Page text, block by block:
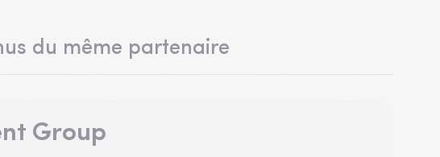
du même partenaire
Group